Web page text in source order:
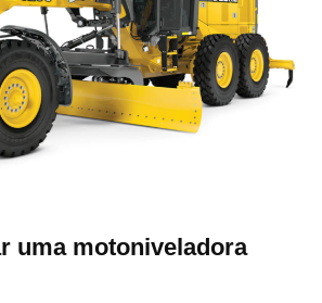
uma motoniveladora